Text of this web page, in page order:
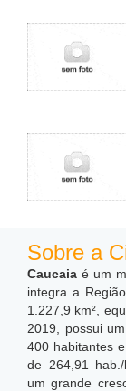
Sobre a
Caucaia é um
integra a
1.227,9 km²,
2019, possui
400 habitantes
de 264,91 hab./
um grande